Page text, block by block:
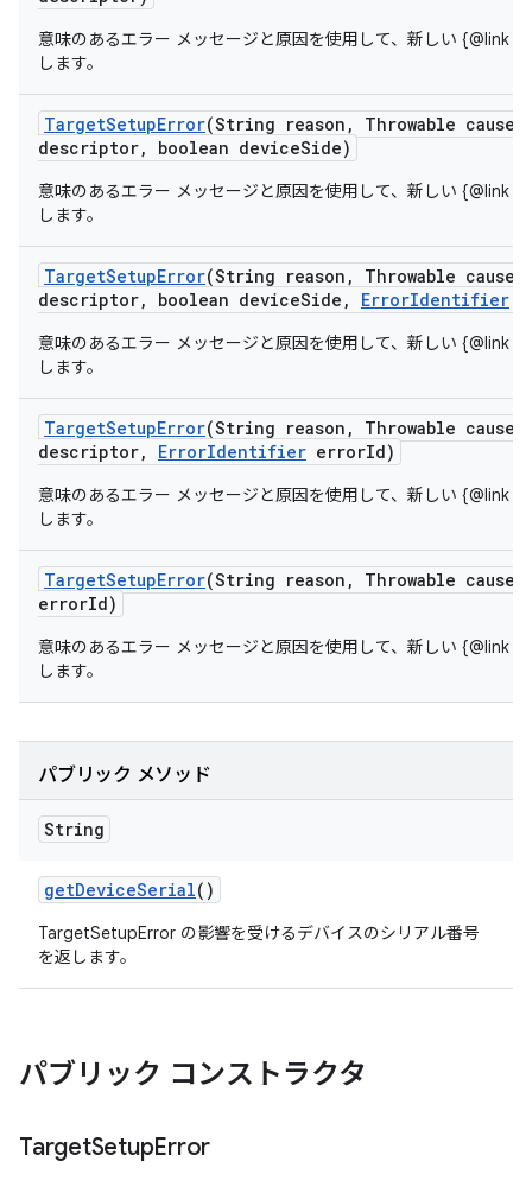
意味のあるエラー メッセージと原因を使用して、新しい {@link
します。
TargetSetupError(String reason , Throwable cause
descriptor, boolean deviceSide)
意味のあるエラー メッセージと原因を使用して、新しい {@link
します。
TargetSetupError(String reason , Throwable cause
descriptor, boolean deviceSide , ErrorIdentifier
意味のあるエラー メッセージと原因を使用して、新しい {@link
します。
TargetSetupError(String reason , Throwable cause
descriptor, ErrorIdentifier errorId)
意味のあるエラー メッセージと原因を使用して、新しい {@link
します。
TargetSetupError(String reason , Throwable cause
errorId)
意味のあるエラー メッセージと原因を使用して、新しい {@link
します。
パブリック メソッド
String
getDeviceSerial()
TargetSetupError の影響を受けるデバイスのシリアル番号
を返します。
パブリック コンストラクタ
TargetSetupError